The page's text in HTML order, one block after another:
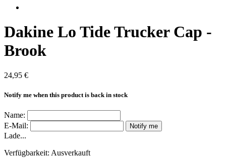
Dakine Lo Tide Trucker Cap -
Brook
24,95 €
Notify me when this product is back in stock
Name:
E-Mail:
Notify me
Lade...
Verfügbarkeit: Ausverkauft